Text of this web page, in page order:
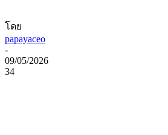
โดย
papayaceo
-
09/05/2026
34